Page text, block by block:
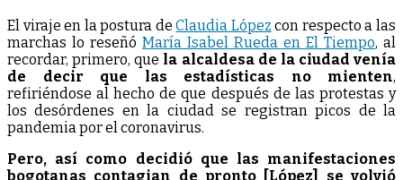
El viraje en la postura deClaudia López con respecto a las
marchas lo reseñó María Isabel Rueda en El Tiempo, al
recordar, primero, que la alcaldesa de la ciudad venía
de decir que las estadísticas no mienten,
refiriéndose al hecho de que después de las protestas y
los desórdenes en la ciudad se registran picos de la
pandemia por el coronavirus.
Pero, así como decidió que las manifestaciones
bogotanas contagian de pronto [López] se volvió